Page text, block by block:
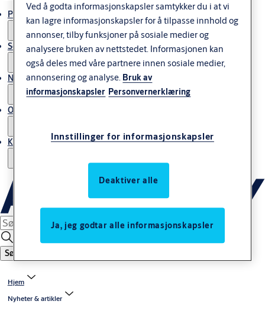
Produkter og løsninger
Service
Nyheter & artikler
Om ASSA ABLOY Norway
Kontakt oss
Søk
Hjem
Nyheter & artikler
Ved å godta informasjonskapsler samtykker du i at vi
kan lagre informasjonskapsler for å tilpasse innhold og
annonser, tilby funksjoner på sosiale medier og
analysere bruken av nettstedet. Informasjonen kan
også deles med våre partnere innen sosiale medier,
annonsering og analyse. Bruk av
informasjonskapsler Personvernerklæring
Innstillinger for informasjonskapsler
Deaktiver alle
Ja, jeg godtar alle informasjonskapsler